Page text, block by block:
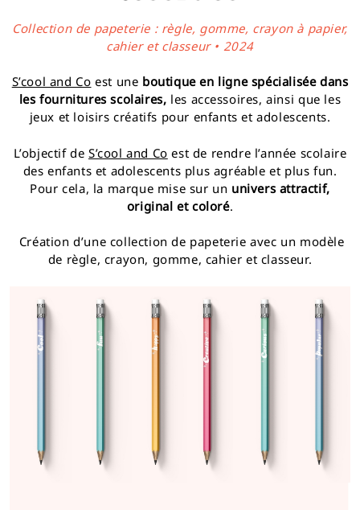
Collection de papeterie : règle, gomme, crayon à papier,
cahier et classeur • 2024
S’cool and Co est une boutique en ligne spécialisée dans
les fournitures scolaires, les accessoires, ainsi que les
jeux et loisirs créatifs pour enfants et adolescents.
L’objectif de S’cool and Co est de rendre l’année scolaire
des enfants et adolescents plus agréable et plus fun.
Pour cela, la marque mise sur un univers attractif,
original et coloré.
Création d’une collection de papeterie avec un modèle
de règle, crayon, gomme, cahier et classeur.